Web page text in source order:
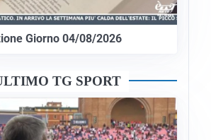
Giorno 04/08/2026
TG SPORT